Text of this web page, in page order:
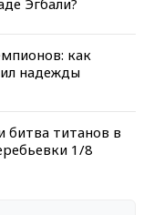
как
надежды
битва титанов в
1/8